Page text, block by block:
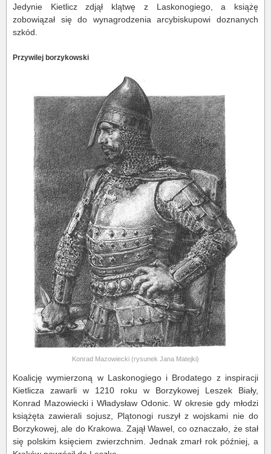
Jedynie Kietlicz zdjął klątwę z Laskonogiego, a książę
zobowiązał się do wynagrodzenia arcybiskupowi doznanych
szkód.
Przywilej borzykowski
Konrad Mazowiecki (rysunek Jana Matejki)
Koalicję wymierzoną w Laskonogiego i Brodatego z inspiracji
Kietlicza zawarli w 1210 roku w Borzykowej Leszek Biały,
Konrad Mazowiecki i Władysław Odonic. W okresie gdy młodzi
książęta zawierali sojusz, Plątonogi ruszył z wojskami nie do
Borzykowej, ale do Krakowa. Zajął Wawel, co oznaczało, że stał
się polskim księciem zwierzchnim. Jednak zmarł rok później, a